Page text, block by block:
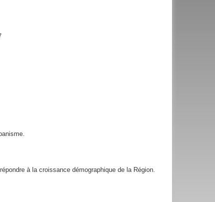
à la croissance démographique de la Région.